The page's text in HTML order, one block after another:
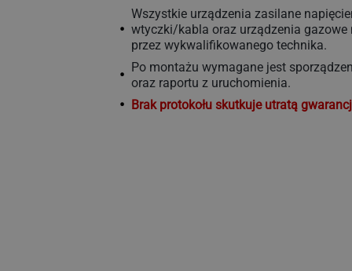
Certyfikaty IMQ, IMQ-GS i RoHS
Certyfikat IPX5
Wszystkie urządzenia zasilane
wtyczki/kabla oraz urządzenia
przez wykwalifikowanego technika.
Po montażu wymagane jest
oraz raportu z uruchomienia.
Brak protokołu skutkuje utratą